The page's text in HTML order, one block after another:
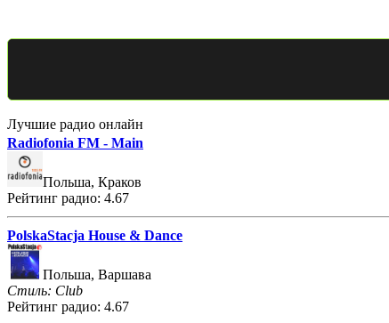
Лучшие радио онлайн
Radiofonia FM - Main
Польша, Краков
Рейтинг радио: 4.67
PolskaStacja House & Dance
Польша, Варшава
Стиль: Club
Рейтинг радио: 4.67